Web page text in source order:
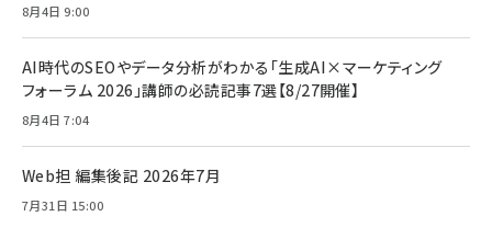
Amazonランキングをもっと見る
Anker PowerLine III Flow USB-C & USB-C
ケーブル Anker絡まないケーブル 240W 結束バン
ド付き USB PD対応 シリコン素材採用 iPhone
17 / 16 / 15 / Galaxy iPad Pro MacBook
Amazonランキングをもっと見る
キャンペーン】
￥4,857
8月4日 9:00
AI時代のSEOやデータ分析がわかる「生成AI×マーケティング
フォーラム 2026」講師の必読記事7選【8/27開催】
8月4日 7:04
Web担 編集後記 2026年7月
7月31日 15:00